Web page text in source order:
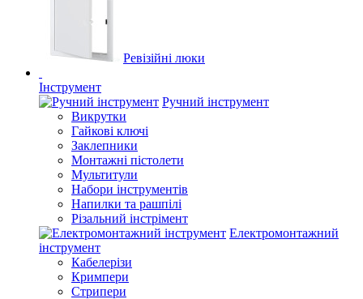
Ревізійні люки
Інструмент
Ручний інструмент
Викрутки
Гайкові ключі
Заклепники
Монтажні пістолети
Мультитули
Набори інструментів
Напилки та рашпілі
Різальний інстрімент
Електромонтажний
інструмент
Кабелерізи
Кримпери
Стрипери